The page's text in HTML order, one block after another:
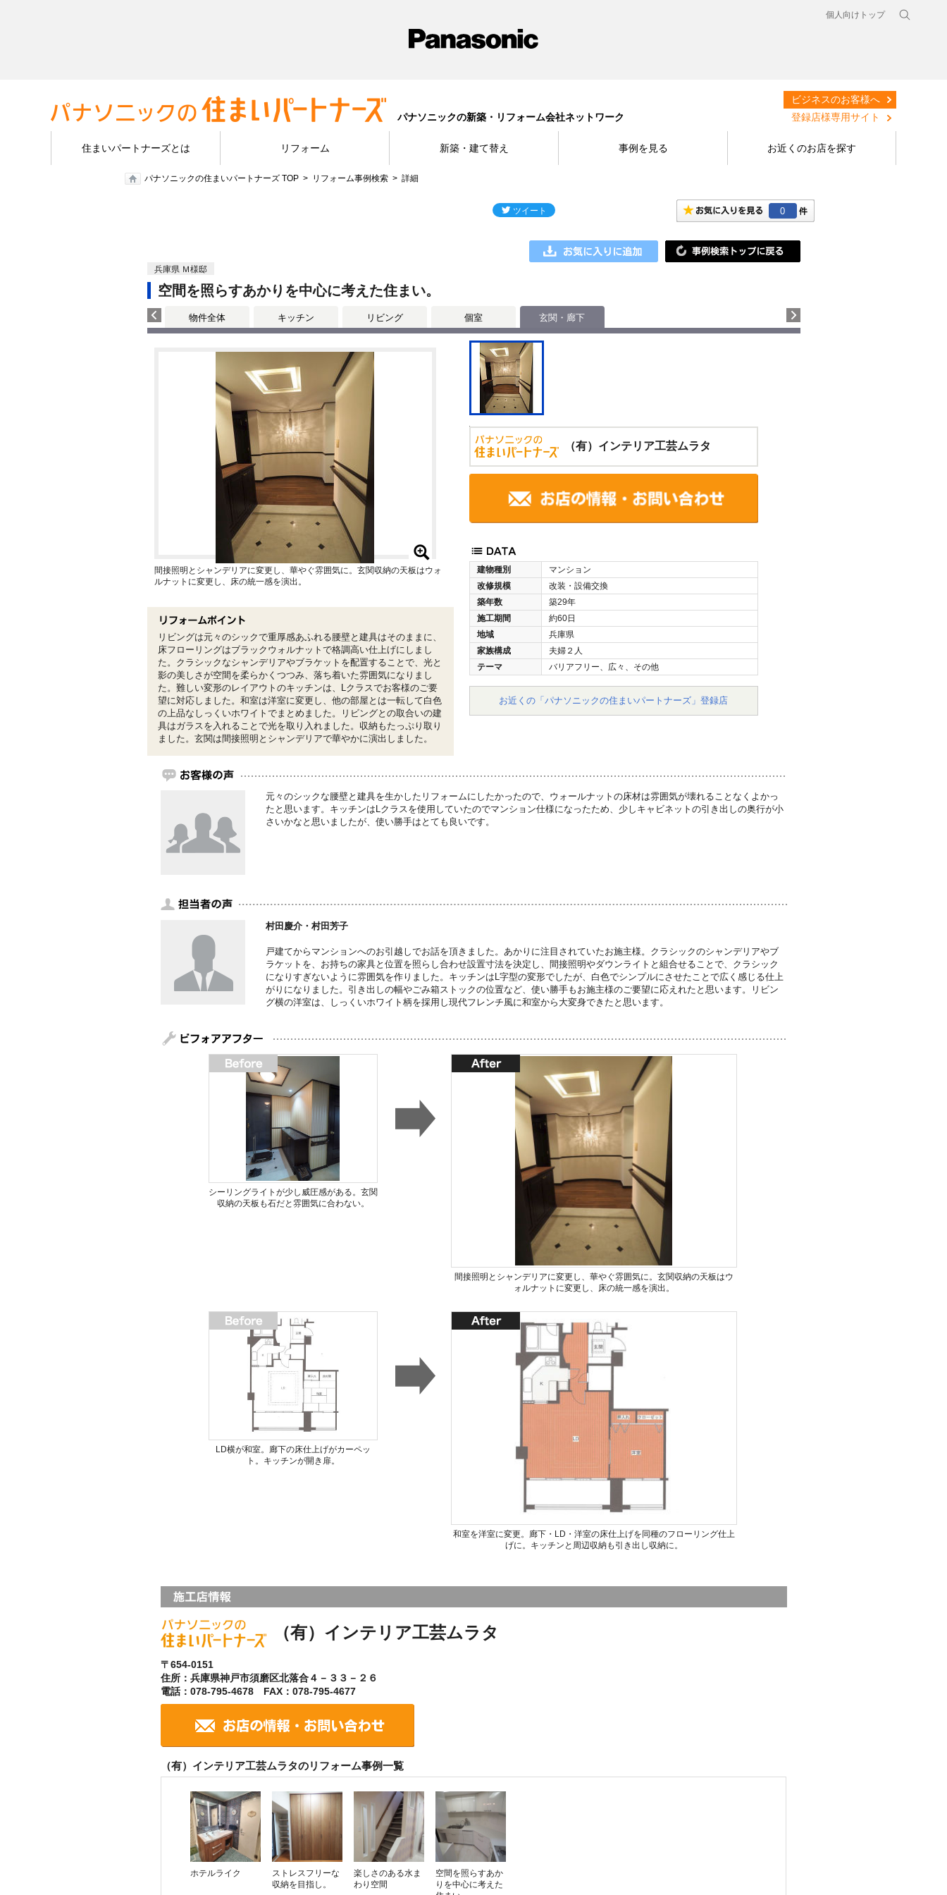
個人向けトップ
パナソニックの新築・リフォーム会社ネットワーク
ビジネスのお客様へ
登録店様専用サイト
住まいパートナーズとは リフォーム 新築・建て替え 事例を見る お近くのお店を探す
パナソニックの住まいパートナーズ TOP リフォーム事例検索 詳細
0
兵庫県 Ｍ様邸
空間を照らすあかりを中心に考えた住まい。
物件全体 キッチン リビング 個室 玄関・廊下
（有）インテリア工芸ムラタ
建物種別
マンション
改修規模
改装・設備交換
築年数
築29年
施工期間
約60日
地域
兵庫県
家族構成
夫婦２人
テーマ
バリアフリー、広々、その他
お近くの「パナソニックの住まいパートナーズ」登録店
間接照明とシャンデリアに変更し、華やぐ雰囲気に。玄関収納の天板はウォ
ルナットに変更し、床の統一感を演出。
リビングは元々のシックで重厚感あふれる腰壁と建具はそのままに、
床フローリングはブラックウォルナットで格調高い仕上げにしまし
た。クラシックなシャンデリアやブラケットを配置することで、光と
影の美しさが空間を柔らかくつつみ、落ち着いた雰囲気になりまし
た。難しい変形のレイアウトのキッチンは、Lクラスでお客様のご要
望に対応しました。和室は洋室に変更し、他の部屋とは一転して白色
の上品なしっくいホワイトでまとめました。リビングとの取合いの建
具はガラスを入れることで光を取り入れました。収納もたっぷり取り
ました。玄関は間接照明とシャンデリアで華やかに演出しました。
元々のシックな腰壁と建具を生かしたリフォームにしたかったので、ウォールナットの床材は雰囲気が壊れることなくよかっ
たと思います。キッチンはLクラスを使用していたのでマンション仕様になったため、少しキャビネットの引き出しの奥行が小
さいかなと思いましたが、使い勝手はとても良いです。
村田慶介・村田芳子
戸建てからマンションへのお引越しでお話を頂きました。あかりに注目されていたお施主様。クラシックのシャンデリアやブ
ラケットを、お持ちの家具と位置を照らし合わせ設置寸法を決定し、間接照明やダウンライトと組合せることで、クラシック
になりすぎないように雰囲気を作りました。キッチンはL字型の変形でしたが、白色でシンプルにさせたことで広く感じる仕上
がりになりました。引き出しの幅やごみ箱ストックの位置など、使い勝手もお施主様のご要望に応えれたと思います。リビン
グ横の洋室は、しっくいホワイト柄を採用し現代フレンチ風に和室から大変身できたと思います。
シーリングライトが少し威圧感がある。玄関
収納の天板も石だと雰囲気に合わない。
間接照明とシャンデリアに変更し、華やぐ雰囲気に。玄関収納の天板はウ
ォルナットに変更し、床の統一感を演出。
LD横が和室。廊下の床仕上げがカーペッ
ト。キッチンが開き扉。
和室を洋室に変更。廊下・LD・洋室の床仕上げを同種のフローリング仕上
げに。キッチンと周辺収納も引き出し収納に。
（有）インテリア工芸ムラタ
〒654-0151
住所：兵庫県神戸市須磨区北落合４－３３－２６
電話：078-795-4678 FAX：078-795-4677
（有）インテリア工芸ムラタのリフォーム事例一覧
ホテルライク
ストレスフリーな
収納を目指し。
楽しさのある水ま
わり空間
空間を照らすあか
りを中心に考えた